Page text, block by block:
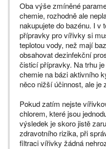
Oba výše zmíněné
chemie, rozhodně ale
nakupujete do bazénu. I v
přípravky pro vířivky si
teplotou vody, než mají
obsahovat dezinfekční
čisticí přípravky. Na trhu
chemie na bázi aktivního
něco nižší účinnost, ale je
Pokud zatím nejste
chlorem, které jsou
výsledek je skoro jistě
zdravotního rizika, při
filtraci vířivky žádná